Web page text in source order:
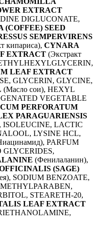
EXTRACT
DIGLUCONATE,
(COFFEE) SEED
SEMPERVIRENS
кипариса), CYNARA
EXTRACT (Экстракт
LEAF EXTRACT
GLYCERIN, GLYCINE,
(Масло сои), HEXYL
VEGETABLE
PERFORATUM
PARAGUARIENSIS
ISOLEUCINE, LACTIC
LYSINE HCL,
PARFUM
GLYCERIDES,
(Фенилаланин),
(SAGE)
SODIUM BENZOATE,
STEARETH-20,
LEAF EXTRACT